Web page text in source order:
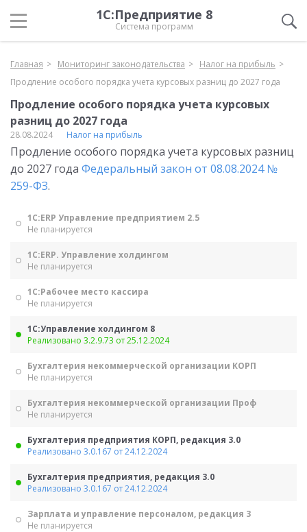
1С:Предприятие 8
Система программ
Главная Мониторинг законодательства
Налог на прибыль
Продление особого порядка учета курсовых разниц до 2027 года
Продление особого порядка учета курсовых
разниц до 2027 года
28.08.2024 Налог на прибыль
Продление особого порядка учета курсовых разниц
до 2027 года Федеральный закон от 08.08.2024 №
259-ФЗ.
1С:ERP Управление предприятием 2.5
Не планируется
1С:ERP. Управление холдингом
Не планируется
1С:Рабочее место кассира
Не планируется
1С:Управление холдингом 8
Реализовано 3.2.9.73 от 25.12.2024
Бухгалтерия некоммерческой организации КОРП
Не планируется
Бухгалтерия некоммерческой организации Проф
Не планируется
Бухгалтерия предприятия КОРП, редакция 3.0
Реализовано 3.0.167 от 24.12.2024
Бухгалтерия предприятия, редакция 3.0
Реализовано 3.0.167 от 24.12.2024
Зарплата и управление персоналом, редакция 3
Не планируется